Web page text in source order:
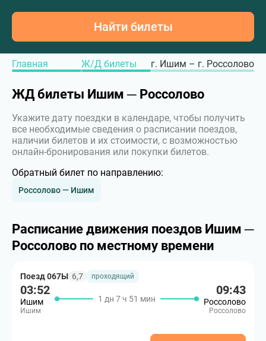
Найти билеты
Главная Ж/Д билеты г. Ишим – г. Россолово
ЖД билеты Ишим ─ Россолово
Укажите дату поездки в календаре, чтобы получить
все необходимые сведения о расписании поездов,
наличии билетов и их стоимости, с возможностью
онлайн-бронирования или покупки билетов.
Обратный билет по направлению:
Россолово — Ишим
Расписание движения поездов Ишим ─
Россолово по местному времени
Поезд 067Ы 6,7 проходящий
03:52
Ишим
Ишим
1 дн 7 ч 51 мин
09:43
Россолово
Россолово